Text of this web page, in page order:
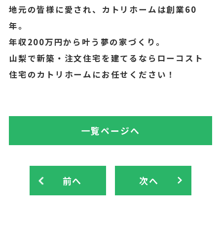
地元の皆様に愛され、カトリホームは創業60
年。
年収200万円から叶う夢の家づくり。
山梨で新築・注文住宅を建てるならローコスト
住宅のカトリホームにお任せください！
前へ
一覧ページへ
次へ